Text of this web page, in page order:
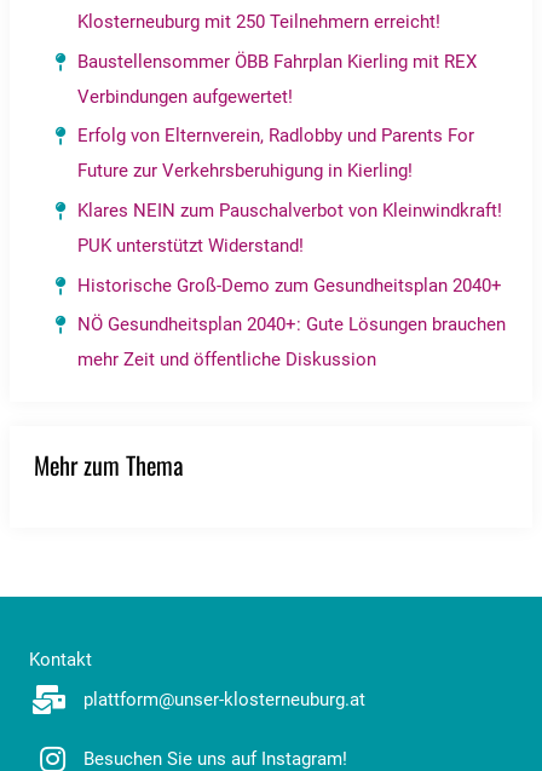
Klosterneuburg mit 250 Teilnehmern erreicht!
Baustellensommer ÖBB Fahrplan Kierling mit REX
Verbindungen aufgewertet!
Erfolg von Elternverein, Radlobby und Parents For
Future zur Verkehrsberuhigung in Kierling!
Klares NEIN zum Pauschalverbot von Kleinwindkraft!
PUK unterstützt Widerstand!
Historische Groß-Demo zum Gesundheitsplan 2040+
NÖ Gesundheitsplan 2040+: Gute Lösungen brauchen
mehr Zeit und öffentliche Diskussion
Mehr zum Thema
Kontakt
plattform@unser-klosterneuburg.at
Besuchen Sie uns auf Instagram!